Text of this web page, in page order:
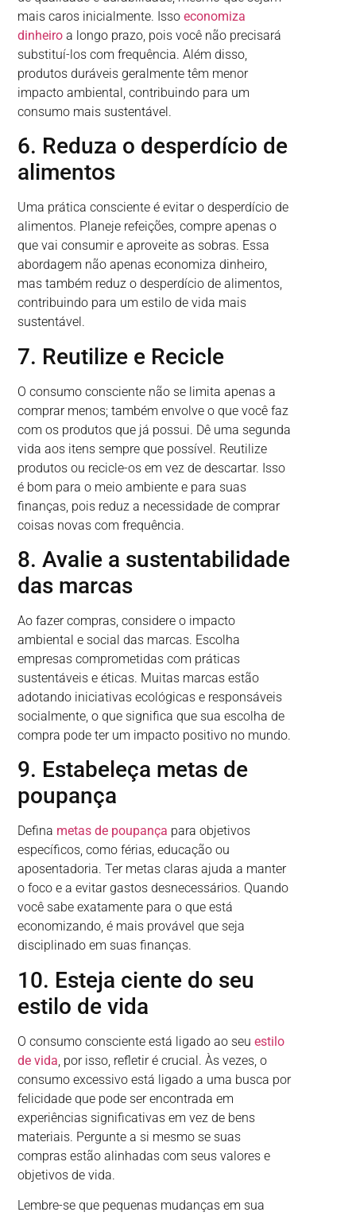
mais caros inicialmente. Issoeconomiza
dinheiro a longo prazo, pois você não precisará
substituí-los com frequência. Além disso,
produtos duráveis geralmente têm menor
impacto ambiental, contribuindo para um
consumo mais sustentável.
6. Reduza o desperdício de
alimentos
Uma prática consciente é evitar o desperdício de
alimentos. Planeje refeições, compre apenas o
que vai consumir e aproveite as sobras. Essa
abordagem não apenas economiza dinheiro,
mas também reduz o desperdício de alimentos,
contribuindo para um estilo de vida mais
sustentável.
7. Reutilize e Recicle
O consumo consciente não se limita apenas a
comprar menos; também envolve o que você faz
com os produtos que já possui. Dê uma segunda
vida aos itens sempre que possível. Reutilize
produtos ou recicle-os em vez de descartar. Isso
é bom para o meio ambiente e para suas
finanças, pois reduz a necessidade de comprar
coisas novas com frequência.
8. Avalie a sustentabilidade
das marcas
Ao fazer compras, considere o impacto
ambiental e social das marcas. Escolha
empresas comprometidas com práticas
sustentáveis e éticas. Muitas marcas estão
adotando iniciativas ecológicas e responsáveis
socialmente, o que significa que sua escolha de
compra pode ter um impacto positivo no mundo.
9. Estabeleça metas de
poupança
Defina metas de poupança para objetivos
específicos, como férias, educação ou
aposentadoria. Ter metas claras ajuda a manter
o foco e a evitar gastos desnecessários. Quando
você sabe exatamente para o que está
economizando, é mais provável que seja
disciplinado em suas finanças.
10. Esteja ciente do seu
estilo de vida
O consumo consciente está ligado ao seuestilo
de vida, por isso, refletir é crucial. Às vezes, o
consumo excessivo está ligado a uma busca por
felicidade que pode ser encontrada em
experiências significativas em vez de bens
materiais. Pergunte a si mesmo se suas
compras estão alinhadas com seus valores e
objetivos de vida.
Lembre-se que pequenas mudanças em sua